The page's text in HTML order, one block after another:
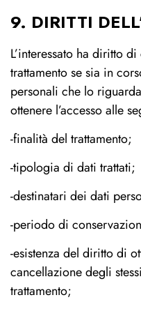
9. DIRITTI
L’interessato ha diritto
trattamento se sia in
personali che lo
ottenere l’accesso alle
-finalità del trattamento;
-tipologia di dati trattati;
-destinatari dei dati
-periodo di
-esistenza del diritto di
cancellazione degli
trattamento;